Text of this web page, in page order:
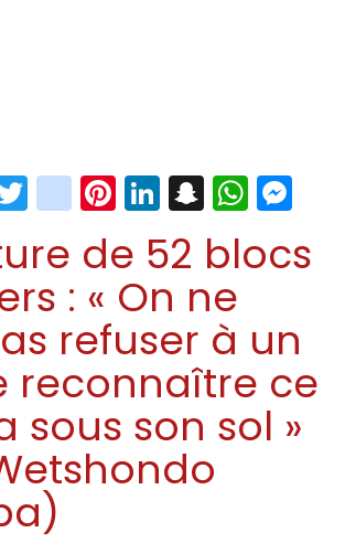
Twitter
instagram
Pinterest
LinkedIn
Snapchat
de 52 blocs
: « On ne
refuser à un
reconnaître ce
sous son sol »